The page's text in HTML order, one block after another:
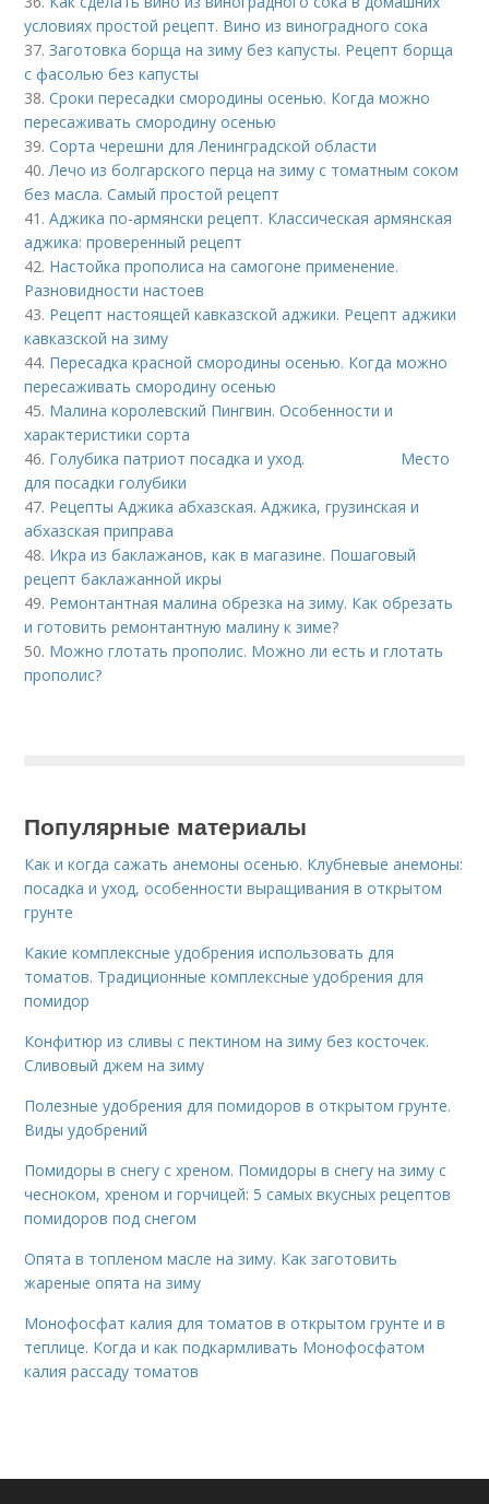
условиях простой рецепт. Вино из виноградного сока
37.Заготовка борща на зиму без капусты. Рецепт борща
с фасолью без капусты
38.Сроки пересадки смородины осенью. Когда можно
пересаживать смородину осенью
39.Сорта черешни для Ленинградской области
40.Лечо из болгарского перца на зиму с томатным соком
без масла. Самый простой рецепт
41.Аджика по-армянски рецепт. Классическая армянская
аджика: проверенный рецепт
42. Настойка прополиса на самогоне применение.
Разновидности настоев
43. Рецепт настоящей кавказской аджики. Рецепт аджики
кавказской на зиму
44. Пересадка красной смородины осенью. Когда можно
пересаживать смородину осенью
45. Малина королевский Пингвин. Особенности и
характеристики сорта
46. Голубика патриот посадка и уход. Место
для посадки голубики
47. Рецепты Аджика абхазская. Аджика, грузинская и
абхазская приправа
48. Икра из баклажанов, как в магазине. Пошаговый
рецепт баклажанной икры
49. Ремонтантная малина обрезка на зиму. Как обрезать
и готовить ремонтантную малину к зиме?
50. Можно глотать прополис. Можно ли есть и глотать
прополис?
Популярные материалы
Как и когда сажать анемоны осенью. Клубневые анемоны:
посадка и уход, особенности выращивания в открытом
грунте
Какие комплексные удобрения использовать для
томатов. Традиционные комплексные удобрения для
помидор
Конфитюр из сливы с пектином на зиму без косточек.
Сливовый джем на зиму
Полезные удобрения для помидоров в открытом грунте.
Виды удобрений
Помидоры в снегу с хреном. Помидоры в снегу на зиму с
чесноком, хреном и горчицей: 5 самых вкусных рецептов
помидоров под снегом
Опята в топленом масле на зиму. Как заготовить
жареные опята на зиму
Монофосфат калия для томатов в открытом грунте и в
теплице. Когда и как подкармливать Монофосфатом
калия рассаду томатов